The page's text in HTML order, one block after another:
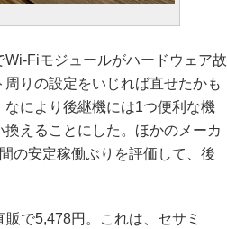
Fiモジュールがハードウェア故
りの設定をいじれば直せたかも
により後継機には1つ便利な機
えることにした。ほかのメーカ
の安定稼働ぶりを評価して、後
で5,478円。これは、セサミ